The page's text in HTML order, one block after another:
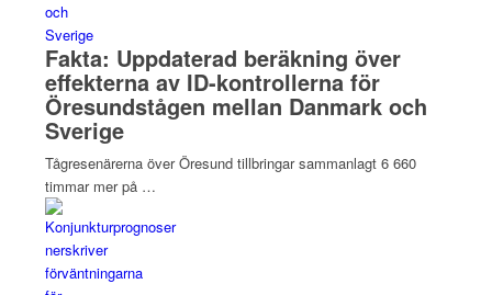
Fakta: Uppdaterad beräkning över
effekterna av ID-kontrollerna för
Öresundstågen mellan Danmark och
Sverige
Tågresenärerna över Öresund tillbringar sammanlagt 6 660
timmar mer på …